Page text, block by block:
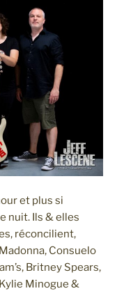
et plus si
nuit. Ils & elles
réconcilient,
Consuelo
Britney Spears,
Minogue &